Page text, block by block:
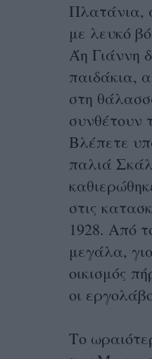
Πλατάνια,
με λευκό
Άη Γιάννη
παιδάκια,
στη
συνθέτουν
Βλέπετε
παλιά
στις
1928. Από
μεγάλα,
οικισμός
οι
Το